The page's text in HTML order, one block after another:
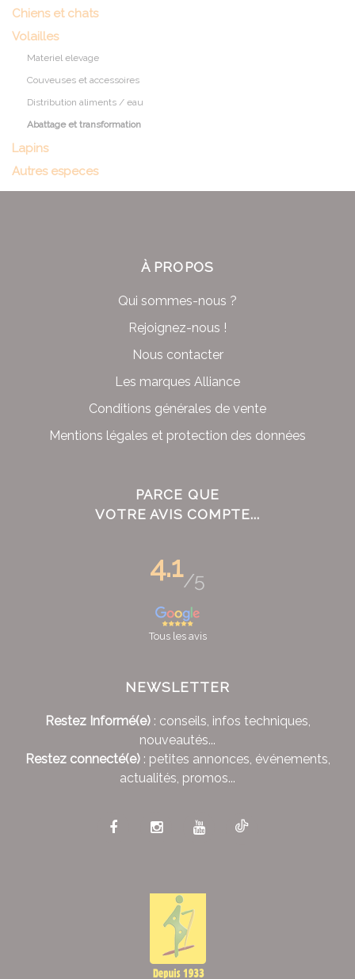
Chiens et chats
Volailles
Materiel elevage
Couveuses et accessoires
Distribution aliments / eau
Abattage et transformation
Lapins
Autres especes
À PROPOS
Qui sommes-nous ?
Rejoignez-nous !
Nous contacter
Les marques Alliance
Conditions générales de vente
Mentions légales et protection des données
PARCE QUE
VOTRE AVIS COMPTE...
4.1/5
Tous les avis
NEWSLETTER
Restez Informé(e): conseils, infos techniques,
nouveautés...
Restez connecté(e): petites annonces, événements,
actualités, promos...